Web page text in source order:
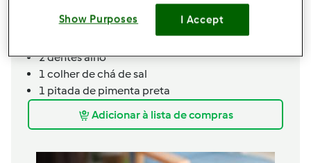
1 malagueta sem sementes
1 folha de louro
2 dentes alho
1 colher de chá de sal
1 pitada de pimenta preta
Adicionar à lista de compras
Show Purposes I Accept